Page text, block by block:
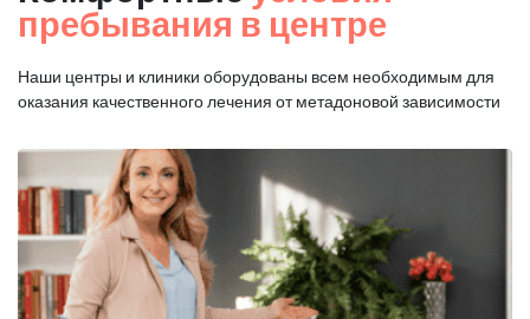
пребывания в центре
Наши центры и клиники оборудованы всем необходимым для
оказания качественного лечения от метадоновой зависимости